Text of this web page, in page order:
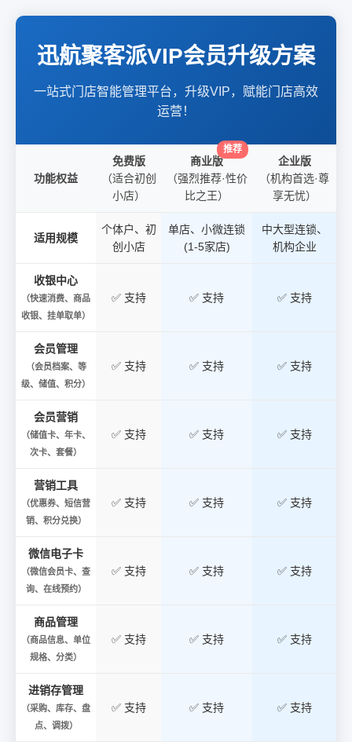
迅航聚客派VIP会员升级方案
一站式门店智能管理平台，升级VIP，赋能门店高效
运营！
功能权益
免费版
（适合初创
小店）
商业版
（强烈推荐·性价
比之王）
企业版
（机构首选·尊
享无忧）
适用规模
个体户、初
创小店
单店、小微连锁
(1-5家店)
中大型连锁、
机构企业
收银中心
（快速消费、商品
收银、挂单取单）
✅ 支持 ✅ 支持 ✅ 支持
会员管理
（会员档案、等
级、储值、积分）
✅ 支持 ✅ 支持 ✅ 支持
会员营销
（储值卡、年卡、
次卡、套餐）
✅ 支持 ✅ 支持 ✅ 支持
营销工具
（优惠券、短信营
销、积分兑换）
✅ 支持 ✅ 支持 ✅ 支持
微信电子卡
（微信会员卡、查
询、在线预约）
✅ 支持 ✅ 支持 ✅ 支持
商品管理
（商品信息、单位
规格、分类）
✅ 支持 ✅ 支持 ✅ 支持
进销存管理
（采购、库存、盘
点、调拨）
✅ 支持 ✅ 支持 ✅ 支持